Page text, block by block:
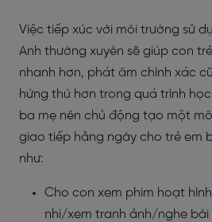
Việc tiếp xúc với môi trường sử
Anh thường xuyên sẽ giúp con
nhanh hơn, phát âm chính xác
hứng thú hơn trong quá trình
ba mẹ nên chủ động tạo một
giao tiếp hằng ngày cho trẻ em
như:
Cho con xem phim hoạt
nhi/xem tranh ảnh/nghe bài